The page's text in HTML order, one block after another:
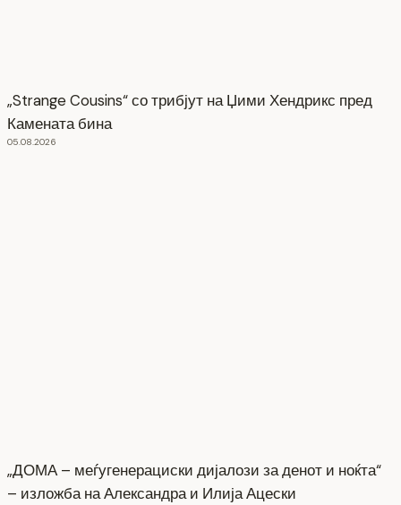
„Strange Cousins“ со трибјут на Џими Хендрикс пред
Камената бина
05.08.2026
„ДОМА – меѓугенерациски дијалози за денот и ноќта“
– изложба на Александра и Илија Ацески